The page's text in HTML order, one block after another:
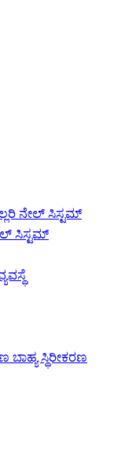
ನೇಲ್ ಸಿಸ್ಟಮ್
ಸಿಸ್ಟಮ್
ಸ್ಥಿರೀಕರಣ